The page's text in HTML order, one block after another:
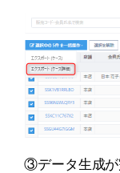
③データ生成が